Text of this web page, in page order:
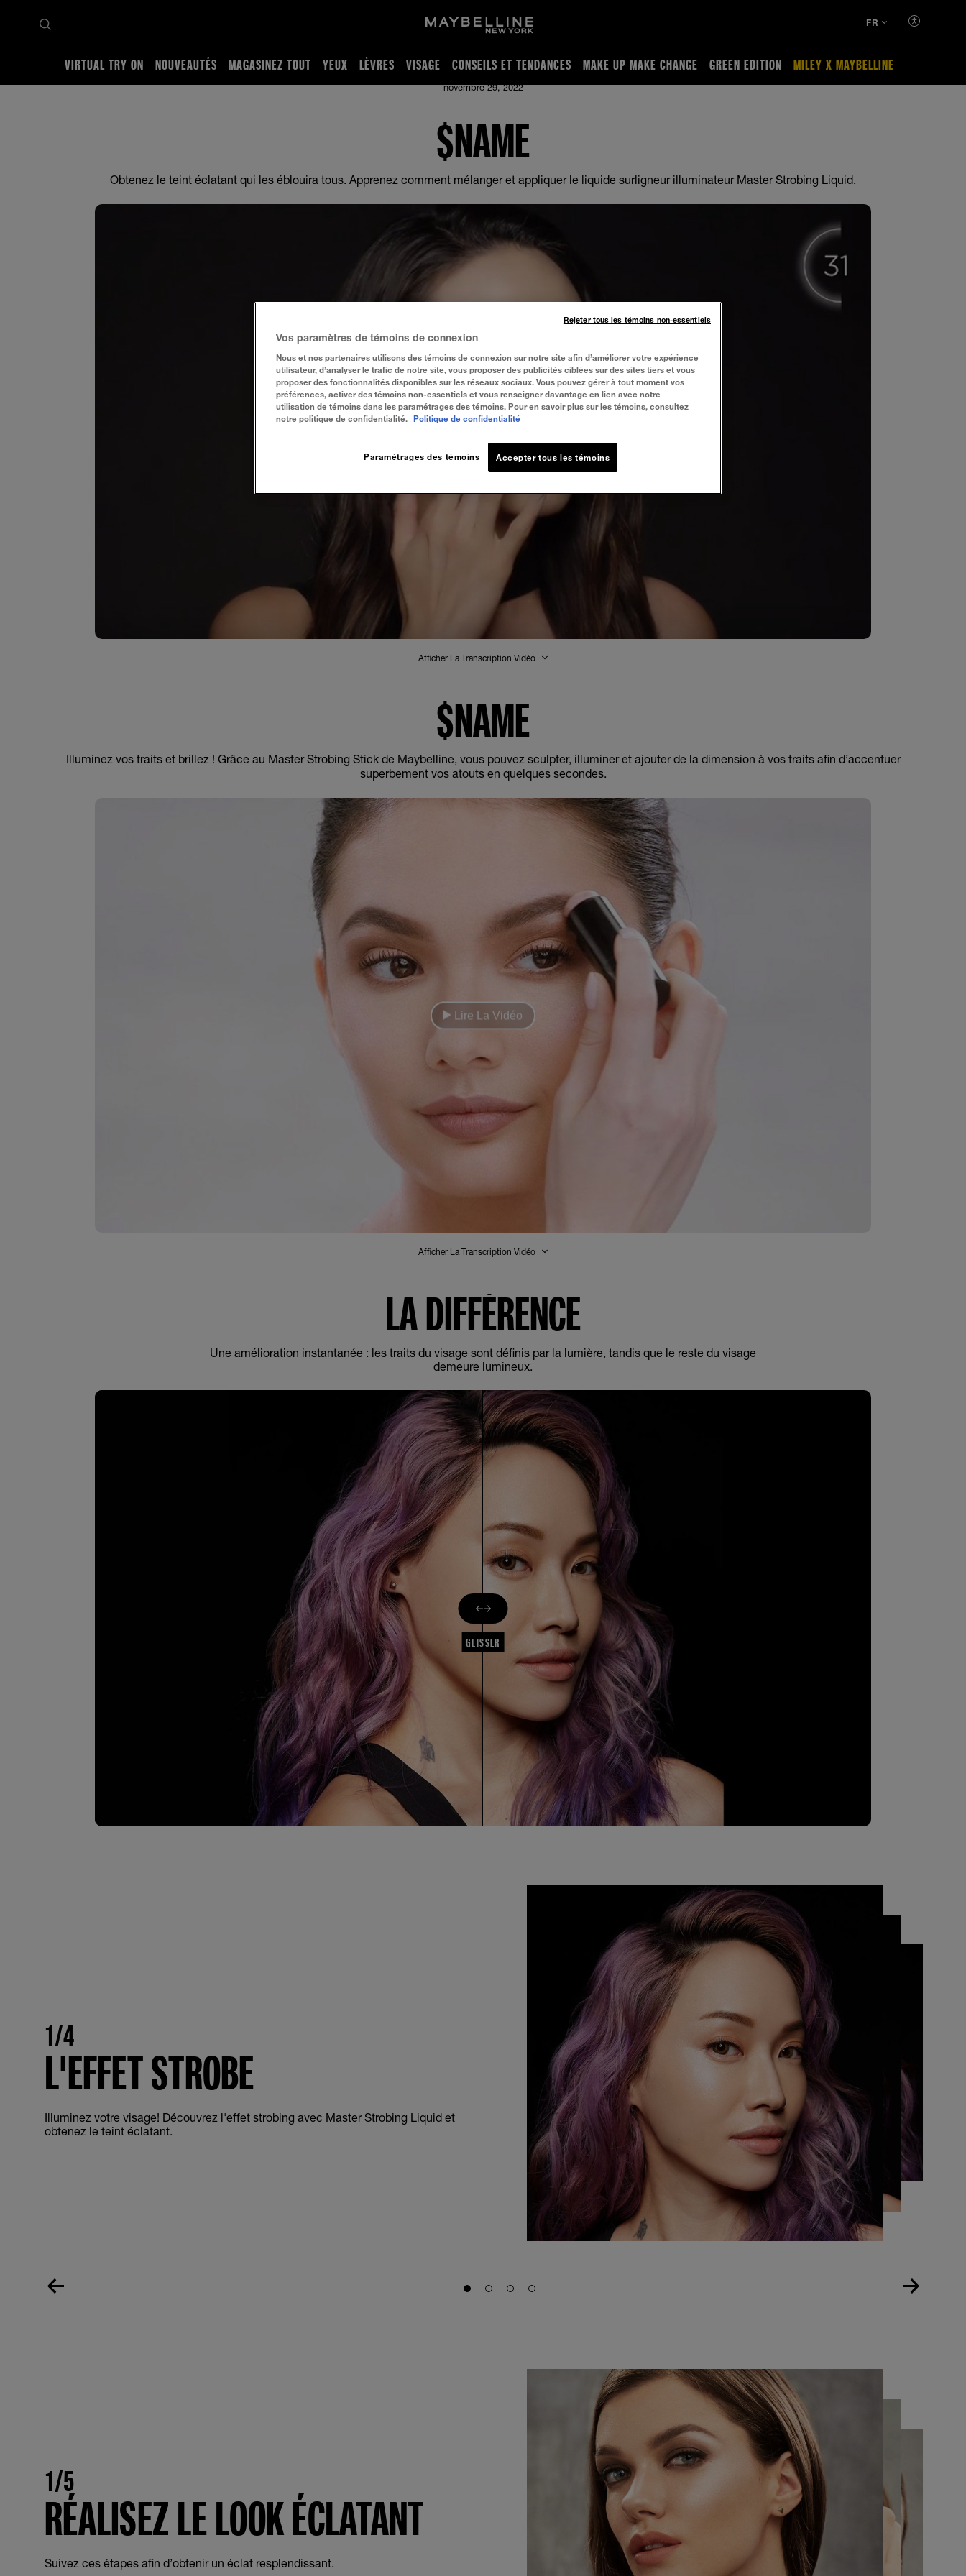
VIRTUAL TRY ON NOUVEAUTÉS MAGASINEZ TOUT YEUX LÈVRES VISAGE CONSEILS ET TENDANCES MAKE UP MAKE CHANGE GREEN EDITION MILEY X MAYBELLINE
FR
Accueil Conseils et tendances Looks complets Illuminateur: comment avoir une peau lumineus
novembre 29, 2022
$NAME
Obtenez le teint éclatant qui les éblouira tous. Apprenez comment mélanger et appliquer le liquide surligneur illuminateur Master Strobing Liquid.
Lire La Vidéo
Afficher La Transcription Vidéo
$NAME
Illuminez vos traits et brillez ! Grâce au Master Strobing Stick de Maybelline, vous pouvez sculpter, illuminer et ajouter de la dimension à vos traits afin d’accentuer
superbement vos atouts en quelques secondes.
Lire La Vidéo
Afficher La Transcription Vidéo
LA DIFFÉRENCE
Une amélioration instantanée : les traits du visage sont définis par la lumière, tandis que le reste du visage
demeure lumineux.
GLISSER
1/4
L'EFFET STROBE
Illuminez votre visage! Découvrez l'effet strobing avec Master Strobing Liquid et
obtenez le teint éclatant.
Slide 1Slide 2Slide 3Slide 4
1/5
RÉALISEZ LE LOOK ÉCLATANT
Suivez ces étapes afin d’obtenir un éclat resplendissant.
Vos paramètres de témoins de connexion
Nous et nos partenaires utilisons des témoins de connexion sur notre site afin d’améliorer votre expérience
utilisateur, d’analyser le trafic de notre site, vous proposer des publicités ciblées sur des sites tiers et vous
proposer des fonctionnalités disponibles sur les réseaux sociaux. Vous pouvez gérer à tout moment vos
préférences, activer des témoins non-essentiels et vous renseigner davantage en lien avec notre
utilisation de témoins dans les paramétrages des témoins. Pour en savoir plus sur les témoins, consultez
notre politique de confidentialité.
Politique de confidentialité
Accepter tous les témoins
Paramétrages des témoins
Rejeter tous les témoins non-essentiels